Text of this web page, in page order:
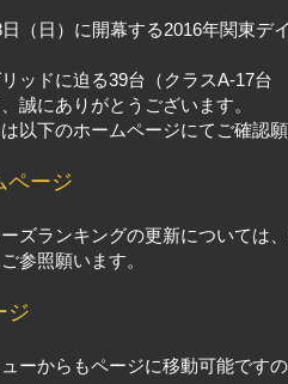
（日）に開幕する2016年関東デ
ッドに迫る39台（クラスA-17
誠にありがとうございます。
以下のホームページにてご確認願
ページ
ズランキングの更新については
参照願います。
ジ
ーからもページに移動可能です